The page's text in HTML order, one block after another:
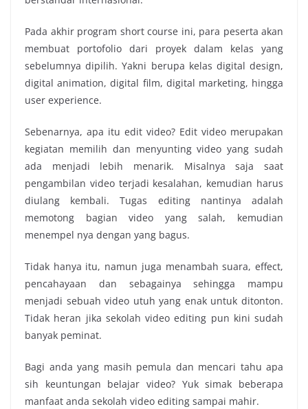
Pada akhir program short course ini, para peserta akan
membuat portofolio dari proyek dalam kelas yang
sebelumnya dipilih. Yakni berupa kelas digital design,
digital animation, digital film, digital marketing, hingga
user experience.
Sebenarnya, apa itu edit video? Edit video merupakan
kegiatan memilih dan menyunting video yang sudah
ada menjadi lebih menarik. Misalnya saja saat
pengambilan video terjadi kesalahan, kemudian harus
diulang kembali. Tugas editing nantinya adalah
memotong bagian video yang salah, kemudian
menempel nya dengan yang bagus.
Tidak hanya itu, namun juga menambah suara, effect,
pencahayaan dan sebagainya sehingga mampu
menjadi sebuah video utuh yang enak untuk ditonton.
Tidak heran jika sekolah video editing pun kini sudah
banyak peminat.
Bagi anda yang masih pemula dan mencari tahu apa
sih keuntungan belajar video? Yuk simak beberapa
manfaat anda sekolah video editing sampai mahir.